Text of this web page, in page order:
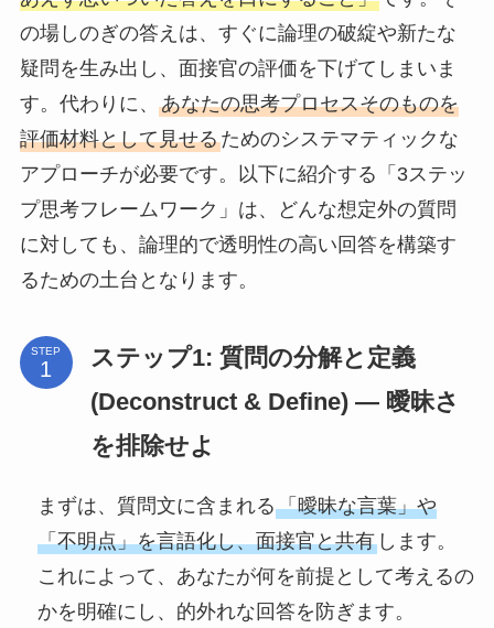
の場しのぎの答えは、すぐに論理の破綻や新たな
疑問を生み出し、面接官の評価を下げてしまいま
す。代わりに、 あなたの思考プロセスそのものを
評価材料として見せるためのシステマティックな
アプローチが必要です。以下に紹介する「3ステッ
プ思考フレームワーク」は、どんな想定外の質問
に対しても、論理的で透明性の高い回答を構築す
るための土台となります。
STEP
ステップ1: 質問の分解と定義
(Deconstruct & Define) ― 曖昧さ
を排除せよ
まずは、質問文に含まれる「曖昧な言葉」や
「不明点」を言語化し、面接官と共有します。
これによって、あなたが何を前提として考えるの
かを明確にし、的外れな回答を防ぎます。